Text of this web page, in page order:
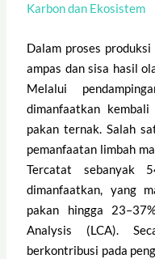
Karbon dan Ekosistem
Dalam proses
ampas dan sisa hasil
Melalui
dimanfaatkan
pakan ternak. Salah
pemanfaatan limbah
Tercatat sebanyak
dimanfaatkan, yang
pakan hingga
Analysis (LCA).
berkontribusi pada